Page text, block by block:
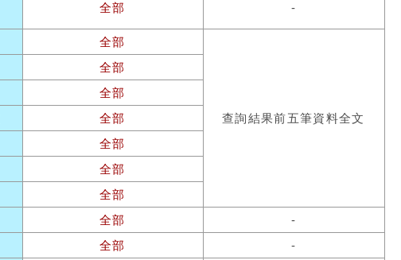
全部 -
全部
查詢結果前五筆資料全文
全部
全部
全部
全部
全部
全部
全部
-
全部
-